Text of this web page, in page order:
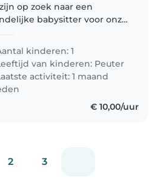
op zoek naar een
babysitter voor onze
van 3 jaar. Onze peuter
een
dus
met speciale..
kinderen: 1
van kinderen: Peuter
activiteit: 1 maand
€ 10,00/uur
2 3